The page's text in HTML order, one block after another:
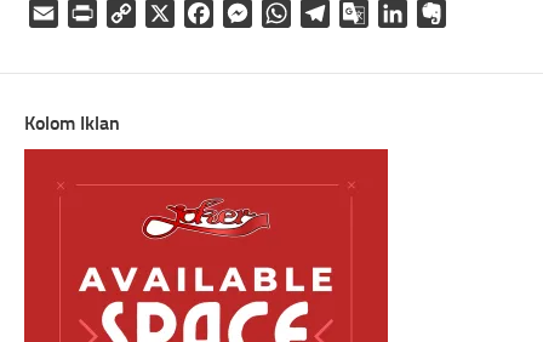
Email
Print
Copy
FacebookMessengerWhatsAppTelegramGoogleLinkedIn
Kolom Iklan